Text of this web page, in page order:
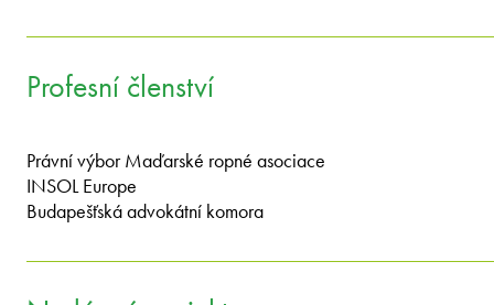
Profesní členství
Právní výbor Maďarské ropné asociace
INSOL Europe
Budapešťská advokátní komora